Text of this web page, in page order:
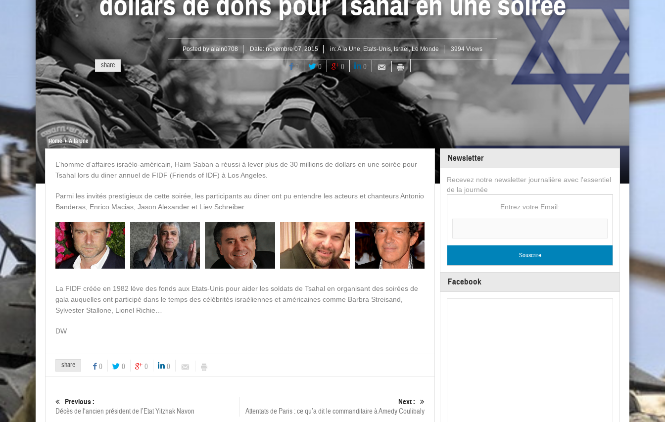
Posted by alain0708 Date: novembre 07, 2015 in:A la Une, Etats-Unis, Israël,Le Monde 3994 Views
share 0 0 0 0
Home A la Une
L’homme d‘affaires israélo-américain, Haim Saban a réussi à lever plus de 30 millions de dollars en une soirée pour
Tsahal lors du diner annuel de FIDF (Friends of IDF) à Los Angeles.
Parmi les invités prestigieux de cette soirée, les participants au diner ont pu entendre les acteurs et chanteurs Antonio
Banderas, Enrico Macias, Jason Alexander et Liev Schreiber.
La FIDF créée en 1982 lève des fonds aux Etats-Unis pour aider les soldats de Tsahal en organisant des soirées de
gala auquelles ont participé dans le temps des célébrités israéliennes et américaines comme Barbra Streisand,
Sylvester Stallone, Lionel Richie…
DW
share 0 0 0 0
Previous :
Décès de l‘ancien président de l’Etat Yitzhak Navon
Next :
Attentats de Paris : ce qu’a dit le commanditaire à Amedy Coulibaly
Newsletter
Recevez notre newsletter journalière avec l'essentiel
de la journée
Entrez votre Email:
Facebook